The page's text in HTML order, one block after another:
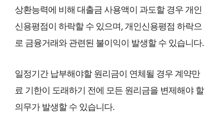
상환능력에 비해 대출금 사용액이 과도할 경우 개인
신용평점이 하락할 수 있으며, 개인신용평점 하락으
로 금융거래와 관련된 불이익이 발생할 수 있습니다.
일정기간 납부해야할 원리금이 연체될 경우 계약만
료 기한이 도래하기 전에 모든 원리금을 변제해야 할
의무가 발생할 수 있습니다.